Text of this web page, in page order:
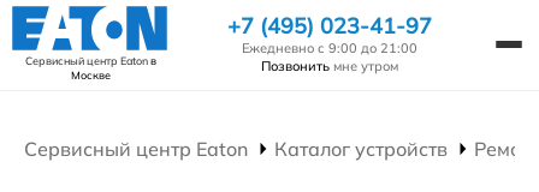
Сервисный центр Eatonв
Москве
+7 (495) 023-41-97
Ежедневно с 9:00 до 21:00
Позвонить мне утром
Сервисный центр Eaton Каталог устройств